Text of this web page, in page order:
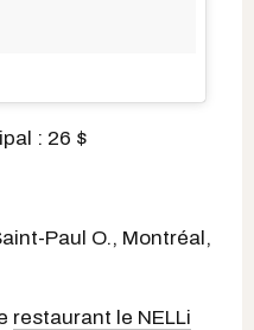
: 26 $
Paul O., Montréal,
restaurant le NELLi